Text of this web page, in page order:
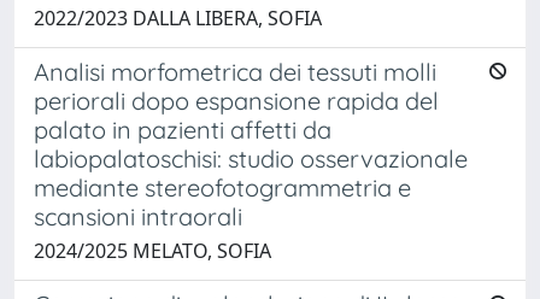
2022/2023 DALLA LIBERA, SOFIA
Analisi morfometrica dei tessuti molli
periorali dopo espansione rapida del
palato in pazienti affetti da
labiopalatoschisi: studio osservazionale
mediante stereofotogrammetria e
scansioni intraorali
2024/2025 MELATO, SOFIA